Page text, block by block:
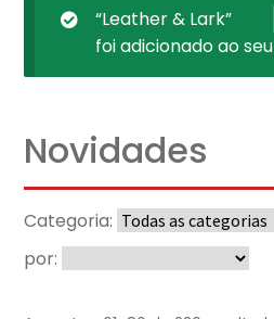
“Leather & Lark”
foi adicionado ao
Novidades
Categoria:
por: